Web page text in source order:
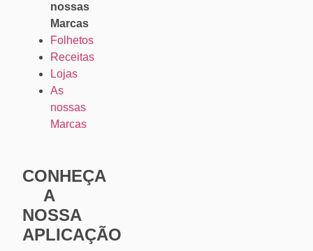
nossas
Marcas
Folhetos
Receitas
Lojas
As
nossas
Marcas
CONHEÇA
A
NOSSA
APLICAÇÃO